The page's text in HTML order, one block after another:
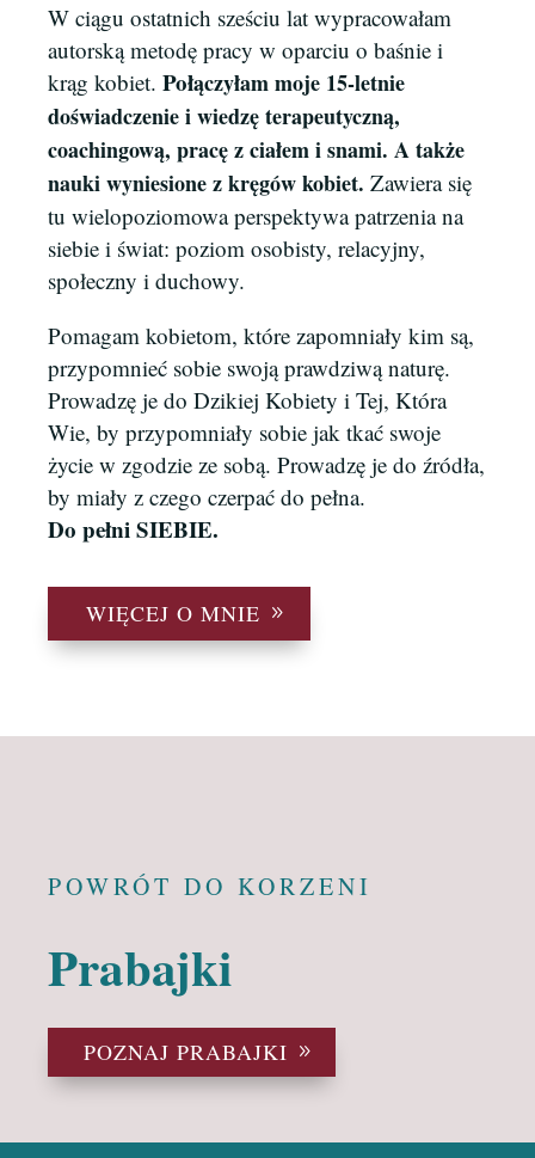
W ciągu ostatnich sześciu lat wypracowałam
autorską metodę pracy w oparciu o baśnie i
krąg kobiet. Połączyłam moje 15-letnie
doświadczenie i wiedzę terapeutyczną,
coachingową, pracę z ciałem i snami. A także
nauki wyniesione z kręgów kobiet. Zawiera się
tu wielopoziomowa perspektywa patrzenia na
siebie i świat: poziom osobisty, relacyjny,
społeczny i duchowy.
Pomagam kobietom, które zapomniały kim są,
przypomnieć sobie swoją prawdziwą naturę.
Prowadzę je do Dzikiej Kobiety i Tej, Która
Wie, by przypomniały sobie jak tkać swoje
życie w zgodzie ze sobą. Prowadzę je do źródła,
by miały z czego czerpać do pełna.
Do pełni SIEBIE.
WIĘCEJ O MNIE
POWRÓT DO KORZENI
Prabajki
POZNAJ PRABAJKI